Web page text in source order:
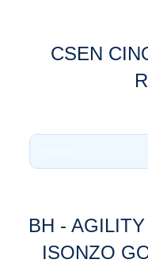
CSEN
BH -
ISONZO